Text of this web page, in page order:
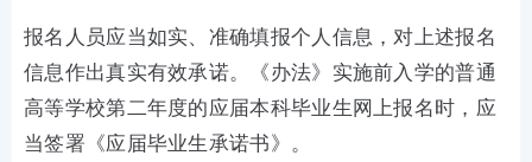
报名人员应当如实、准确填报个人信息，对上述报名
信息作出真实有效承诺。《办法》实施前入学的普通
高等学校第二年度的应届本科毕业生网上报名时，应
当签署《应届毕业生承诺书》。